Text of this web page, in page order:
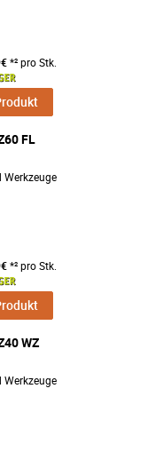
*² pro Stk.
FL
Werkzeuge
*² pro Stk.
WZ
Werkzeuge